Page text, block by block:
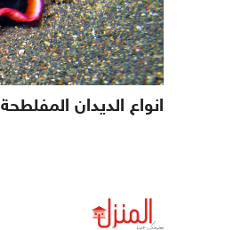
انواع الديدان المفلطحة